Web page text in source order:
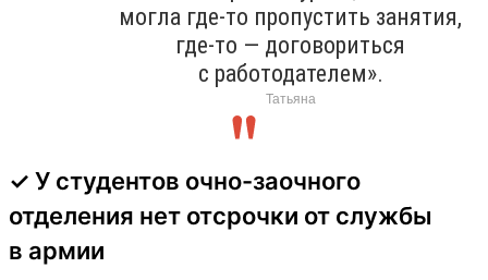
могла где-то пропустить занятия,
где-то — договориться
с работодателем».
Татьяна
✓ У студентов очно-заочного
отделения нет отсрочки от службы
в армии